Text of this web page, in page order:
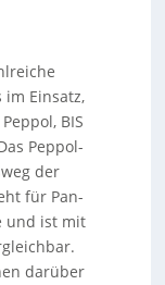
Einsatz,
BIS
Peppol-
der
für Pan-
und ist mit
darüber